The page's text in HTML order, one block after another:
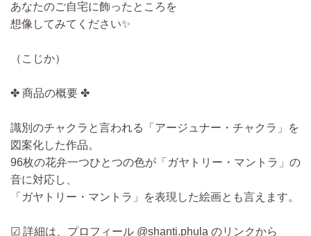
あなたのご自宅に飾ったところを
想像してみてください✨
（こじか）
✤ 商品の概要 ✤
識別のチャクラと言われる「アージュナー・チャクラ」を
図案化した作品。
96枚の花弁一つひとつの色が「ガヤトリー・マントラ」の
音に対応し、
「ガヤトリー・マントラ」を表現した絵画とも言えます。
☑ 詳細は、プロフィール @shanti.phula のリンクから